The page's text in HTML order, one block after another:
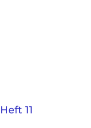
Heft 11